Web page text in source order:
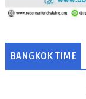
BANGKOK TIME